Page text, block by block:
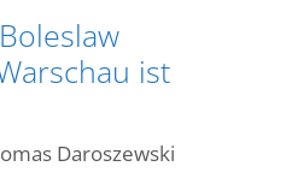
ist
Daroszewski